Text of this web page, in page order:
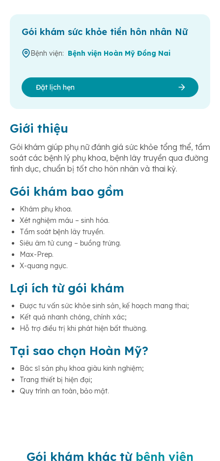
Giới thiệu
Gói khám giúp phụ nữ đánh giá sức khỏe tổng thể, tầm
soát các bệnh lý phụ khoa, bệnh lây truyền qua đường
tình dục, chuẩn bị tốt cho hôn nhân và thai kỳ.
Gói khám bao gồm
Khám phụ khoa.
Xét nghiệm máu – sinh hóa.
Tầm soát bệnh lây truyền.
Siêu âm tử cung – buồng trứng.
Max-Prep.
X-quang ngực.
Lợi ích từ gói khám
Được tư vấn sức khỏe sinh sản, kế hoạch mang thai;
Kết quả nhanh chóng, chính xác;
Hỗ trợ điều trị khi phát hiện bất thường.
Tại sao chọn Hoàn Mỹ?
Bác sĩ sản phụ khoa giàu kinh nghiệm;
Trang thiết bị hiện đại;
Quy trình an toàn, bảo mật.
Gói khám sức khỏe tiền hôn nhân Nữ
Bệnh viện: Bệnh viện Hoàn Mỹ Đồng Nai
Đặt lịch hẹn
Gói khám khác từ bệnh viện